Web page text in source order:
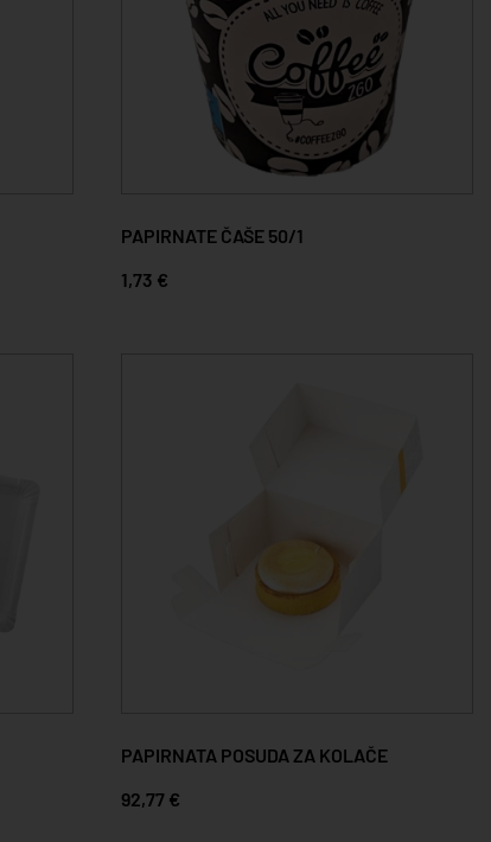
PAPIRNATE ČAŠE 50/1
1,73 €
PAPIRNATA POSUDA ZA KOLAČE
92,77 €